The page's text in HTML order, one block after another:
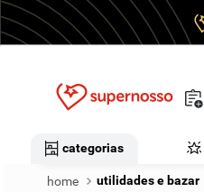
categorias
utilidades e bazar